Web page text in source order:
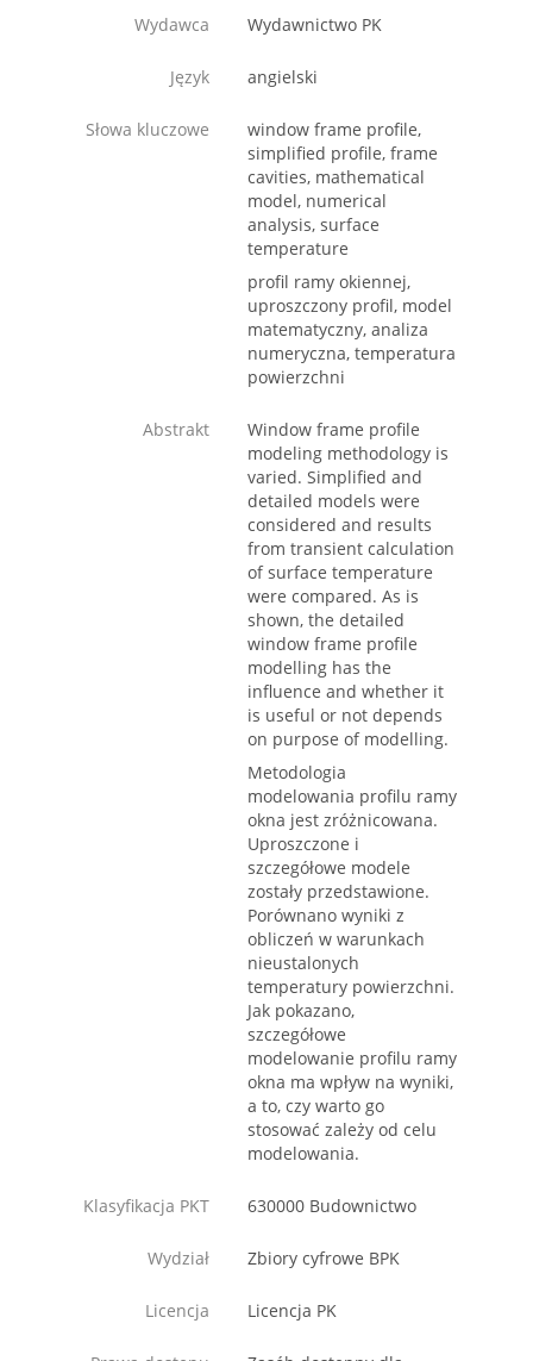
Wydawca Wydawnictwo PK
Język angielski
Słowa kluczowe
window frame profile,
simplified profile, frame
cavities, mathematical
model, numerical
analysis, surface
temperature
profil ramy okiennej,
uproszczony profil, model
matematyczny, analiza
numeryczna, temperatura
powierzchni
Abstrakt
Window frame profile
modeling methodology is
varied. Simplified and
detailed models were
considered and results
from transient calculation
of surface temperature
were compared. As is
shown, the detailed
window frame profile
modelling has the
influence and whether it
is useful or not depends
on purpose of modelling.
Metodologia
modelowania profilu ramy
okna jest zróżnicowana.
Uproszczone i
szczegółowe modele
zostały przedstawione.
Porównano wyniki z
obliczeń w warunkach
nieustalonych
temperatury powierzchni.
Jak pokazano,
szczegółowe
modelowanie profilu ramy
okna ma wpływ na wyniki,
a to, czy warto go
stosować zależy od celu
modelowania.
Klasyfikacja PKT 630000 Budownictwo
Wydział Zbiory cyfrowe BPK
Licencja Licencja PK